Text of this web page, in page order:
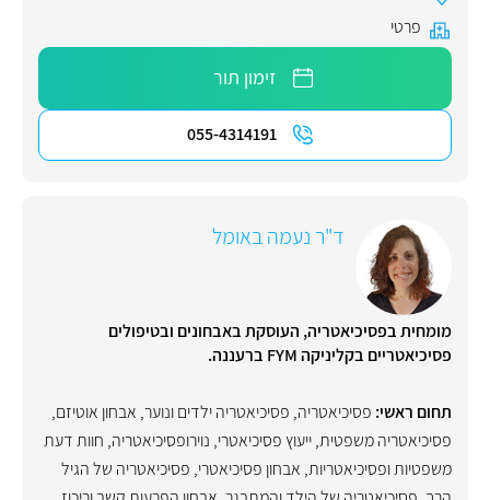
פרטי
זימון תור
055-4314191
ד"ר נעמה באומל
מומחית בפסיכיאטריה, העוסקת באבחונים ובטיפולים
פסיכיאטריים בקליניקה FYM ברעננה.
תחום ראשי: פסיכיאטריה, פסיכיאטריה ילדים ונוער, אבחון אוטיזם,
פסיכיאטריה משפטית,ייעוץ פסיכיאטרי, נוירופסיכיאטריה, חוות דעת
משפטיות ופסיכיאטריות, אבחון פסיכיאטרי, פסיכיאטריה של הגיל